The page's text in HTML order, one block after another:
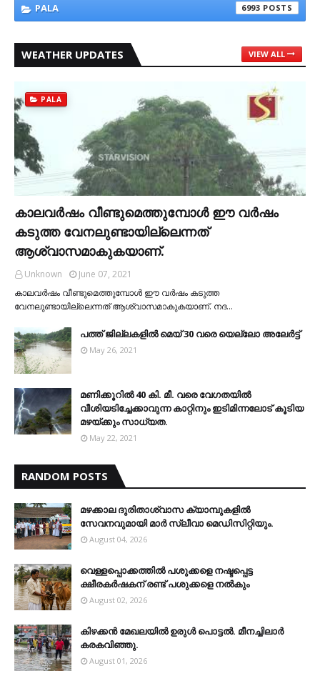
PALA 6993
WEATHER UPDATES VIEW ALL
PALA
കാലവര്‍ഷം വീണ്ടുമെത്തുമ്പോള്‍ ഈ വര്‍ഷം
കടുത്ത വേനലുണ്ടായില്ലെന്നത്
ആശ്വാസമാകുകയാണ്.
Unknown
June 07, 2021
കാലവര്‍ഷം വീണ്ടുമെത്തുമ്പോള്‍ ഈ വര്‍ഷം കടുത്ത
വേനലുണ്ടായില്ലെന്നത് ആശ്വാസമാകുകയാണ്. നദ…
പത്ത് ജില്ലകളില്‍ മെയ് 30 വരെ യെല്ലോ അലേര്‍ട്ട്
May 26, 2021
മണിക്കൂറിൽ 40 കി. മീ. വരെ വേഗതയിൽ
വീശിയടിച്ചേക്കാവുന്ന കാറ്റിനും ഇടിമിന്നലോട് കൂടിയ
മഴയ്ക്കും സാധ്യത.
May 22, 2021
RANDOM POSTS
മഴക്കാല ദുരിതാശ്വാസ ക്യാമ്പുകളിൽ
സേവനവുമായി മാർ സ്ലീവാ മെഡിസിറ്റിയും.
August 04, 2026
വെള്ളപ്പൊക്കത്തില്‍ പശുക്കളെ നഷ്ടപ്പെട്ട
ക്ഷീരകര്‍ഷകന് രണ്ട് പശുക്കളെ നല്‍കും
August 02, 2026
കിഴക്കന്‍ മേഖലയില്‍ ഉരുള്‍ പൊട്ടല്‍. മീനച്ചിലാര്‍
കരകവിഞ്ഞു.
August 01, 2026